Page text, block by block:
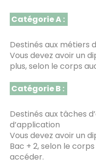
Catégorie A :
Destinés aux métiers
Vous devez avoir un
plus, selon le corps
Catégorie B :
Destinés aux tâches
d’application
Vous devez avoir un
Bac + 2, selon le
accéder.